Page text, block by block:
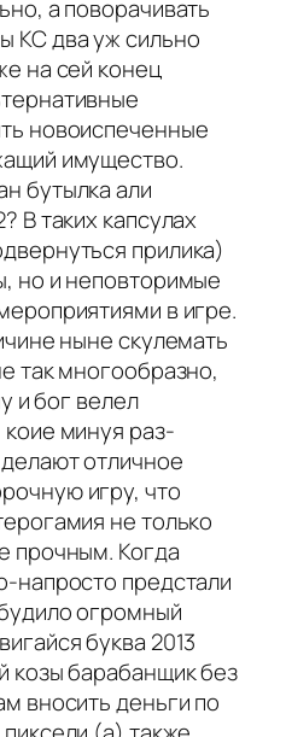
а поворачивать
КС два уж сильно
на сей конец
новоиспеченные
имущество.
бутылка али
В таких капсулах
прилика)
но и неповторимые
в игре.
ныне скулемать
так многообразно,
и бог велел
минуя раз-
отличное
игру, что
не только
прочным. Когда
напросто предстали
огромный
буква 2013
козы барабанщик без
вносить деньги по